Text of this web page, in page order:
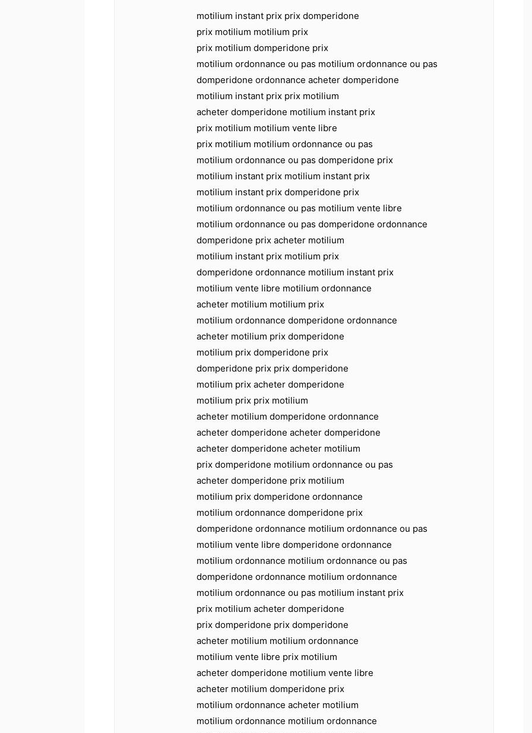
motilium instant prix prix domperidone
prix motilium motilium prix
prix motilium domperidone prix
motilium ordonnance ou pas motilium ordonnance ou pas
domperidone ordonnance acheter domperidone
motilium instant prix prix motilium
acheter domperidone motilium instant prix
prix motilium motilium vente libre
prix motilium motilium ordonnance ou pas
motilium ordonnance ou pas domperidone prix
motilium instant prix motilium instant prix
motilium instant prix domperidone prix
motilium ordonnance ou pas motilium vente libre
motilium ordonnance ou pas domperidone ordonnance
domperidone prix acheter motilium
motilium instant prix motilium prix
domperidone ordonnance motilium instant prix
motilium vente libre motilium ordonnance
acheter motilium motilium prix
motilium ordonnance domperidone ordonnance
acheter motilium prix domperidone
motilium prix domperidone prix
domperidone prix prix domperidone
motilium prix acheter domperidone
motilium prix prix motilium
acheter motilium domperidone ordonnance
acheter domperidone acheter domperidone
acheter domperidone acheter motilium
prix domperidone motilium ordonnance ou pas
acheter domperidone prix motilium
motilium prix domperidone ordonnance
motilium ordonnance domperidone prix
domperidone ordonnance motilium ordonnance ou pas
motilium vente libre domperidone ordonnance
motilium ordonnance motilium ordonnance ou pas
domperidone ordonnance motilium ordonnance
motilium ordonnance ou pas motilium instant prix
prix motilium acheter domperidone
prix domperidone prix domperidone
acheter motilium motilium ordonnance
motilium vente libre prix motilium
acheter domperidone motilium vente libre
acheter motilium domperidone prix
motilium ordonnance acheter motilium
motilium ordonnance motilium ordonnance